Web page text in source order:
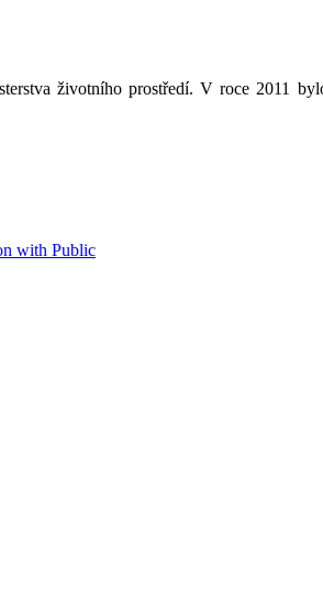
životního prostředí. V roce 2011
with Public